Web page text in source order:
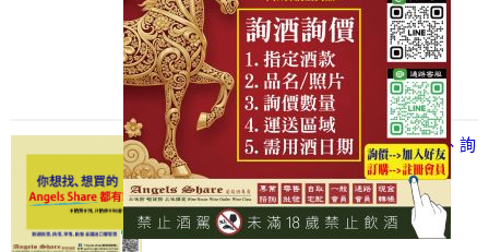
總覽-促銷&活動
all events
【凡酒問Angels Share】線上選酒、詢
(尋)酒、詢價、零售、批發，看這裡!
2024/03/01